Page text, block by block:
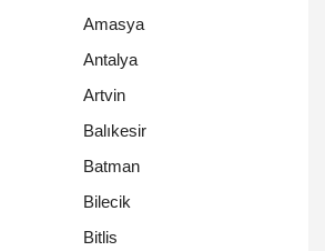
Amasya
Antalya
Artvin
Balıkesir
Batman
Bilecik
Bitlis